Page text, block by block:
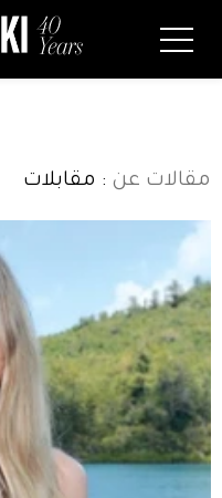
مقالات عن : مقابلات